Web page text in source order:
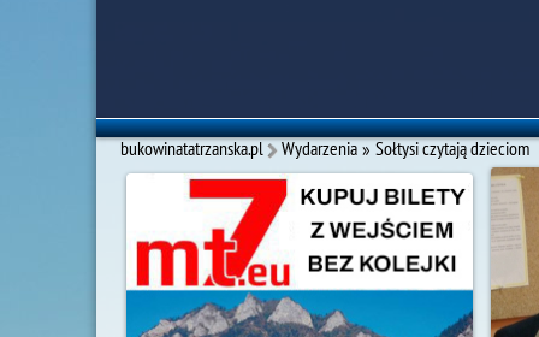
bukowinatatrzanska.pl Wydarzenia »Sołtysi czytają dzieciom